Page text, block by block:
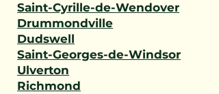
Saint-Cyrille-de-Wendover
Drummondville
Dudswell
Saint-Georges-de-Windsor
Ulverton
Richmond